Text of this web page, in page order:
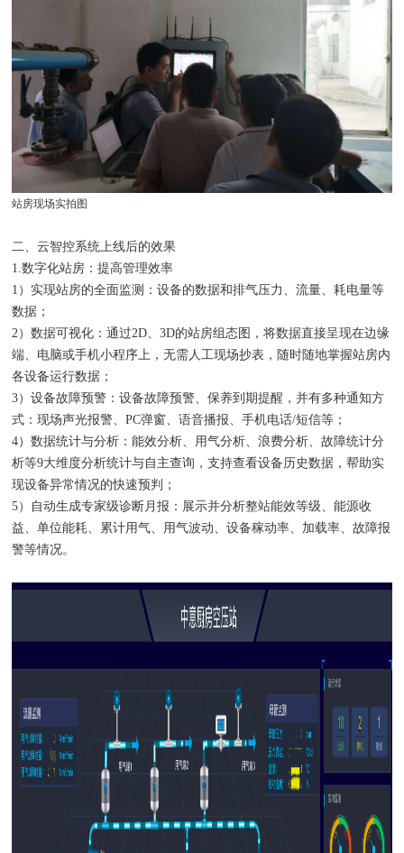
站房现场实拍图
二、云智控系统上线后的效果
1.数字化站房：提高管理效率
1）实现站房的全面监测：设备的数据和排气压力、流量、耗电量等
数据；
2）数据可视化：通过2D、3D的站房组态图，将数据直接呈现在边缘
端、电脑或手机小程序上，无需人工现场抄表，随时随地掌握站房内
各设备运行数据；
3）设备故障预警：设备故障预警、保养到期提醒，并有多种通知方
式：现场声光报警、PC弹窗、语音播报、手机电话/短信等；
4）数据统计与分析：能效分析、用气分析、浪费分析、故障统计分
析等9大维度分析统计与自主查询，支持查看设备历史数据，帮助实
现设备异常情况的快速预判；
5）自动生成专家级诊断月报：展示并分析整站能效等级、能源收
益、单位能耗、累计用气、用气波动、设备稼动率、加载率、故障报
警等情况。